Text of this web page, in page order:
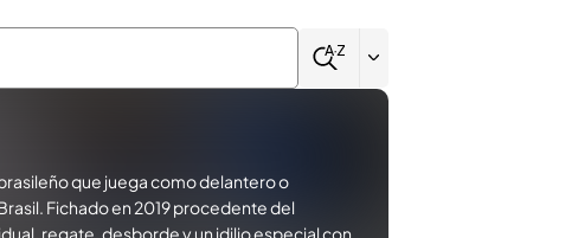
que juega como delantero o
Fichado en 2019 procedente del
regate, desborde y un idilio especial con